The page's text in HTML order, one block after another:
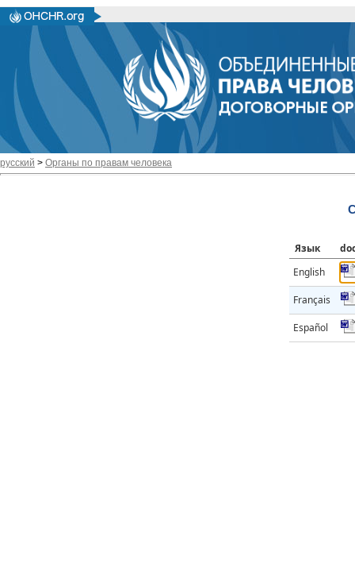
русский > Органы по правам человека
Язык
English
Français
Español